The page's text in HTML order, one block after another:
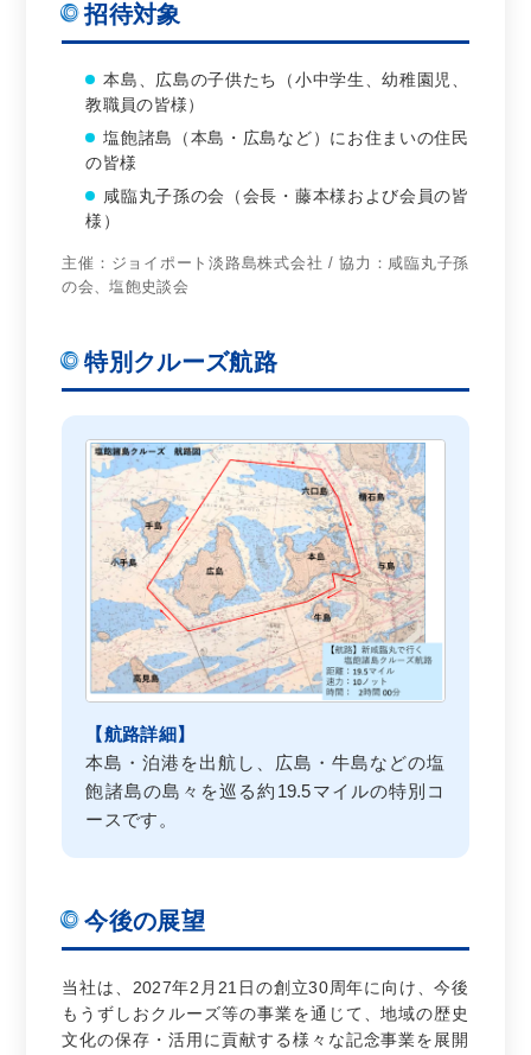
招待対象
本島、広島の子供たち（小中学生、幼稚園児、
教職員の皆様）
塩飽諸島（本島・広島など）にお住まいの住民
の皆様
咸臨丸子孫の会（会長・藤本様および会員の皆
様）
主催：ジョイポート淡路島株式会社 / 協力：咸臨丸子孫
の会、塩飽史談会
特別クルーズ航路
【航路詳細】
本島・泊港を出航し、広島・牛島などの塩
飽諸島の島々を巡る約19.5マイルの特別コ
ースです。
今後の展望
当社は、2027年2月21日の創立30周年に向け、今後
もうずしおクルーズ等の事業を通じて、地域の歴史
文化の保存・活用に貢献する様々な記念事業を展開